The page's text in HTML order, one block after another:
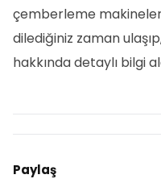
çemberleme
dilediğiniz zaman
hakkında detaylı bilgi
Paylaş